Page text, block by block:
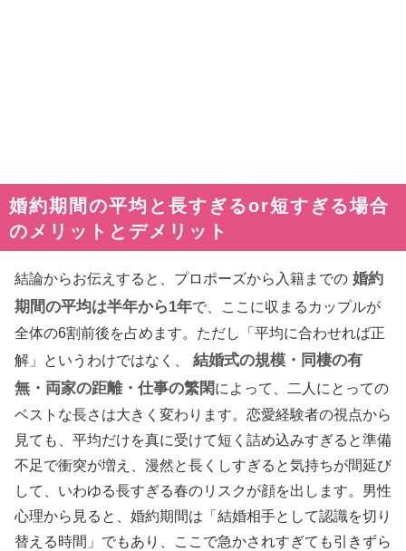
婚約期間の平均と長すぎるor短すぎる場合
のメリットとデメリット
結論からお伝えすると、プロポーズから入籍までの 婚約
期間の平均は半年から1年で、ここに収まるカップルが
全体の6割前後を占めます。ただし「平均に合わせれば正
解」というわけではなく、
結婚式の規模・同棲の有
無・両家の距離・仕事の繁閑によって、二人にとっての
ベストな長さは大きく変わります。恋愛経験者の視点から
見ても、平均だけを真に受けて短く詰め込みすぎると準備
不足で衝突が増え、漫然と長くしすぎると気持ちが間延び
して、いわゆる長すぎる春のリスクが顔を出します。男性
心理から見ると、婚約期間は「結婚相手として認識を切り
替える時間」でもあり、ここで急かされすぎても引きずら